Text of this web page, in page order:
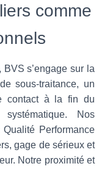
comme
s’engage sur la
sous-traitance, un
contact à la fin du
Nos
Performance
gage de sérieux et
Notre proximité et